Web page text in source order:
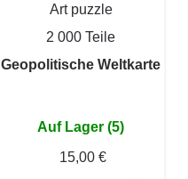
Art puzzle
2 000 Teile
Geopolitische Weltkarte
Auf Lager (5)
15,00 €